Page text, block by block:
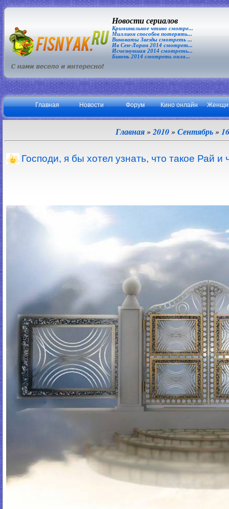
Новости сериалов
Криминальное чтиво смотре...
Миллион способов потерять...
Виноваты Звезды смотреть ...
Ив Сен-Лоран 2014 смотрет...
Исчезнувшая 2014 смотреть...
Бивень 2014 смотреть онла...
Главная Новости Форум Кино онлайн
Главная»2010 » Сентябрь »
Господи, я бы хотел узнать, что такое Рай и